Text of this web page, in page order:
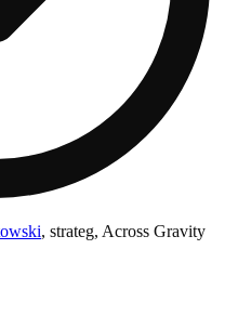
, strateg, Across Gravity